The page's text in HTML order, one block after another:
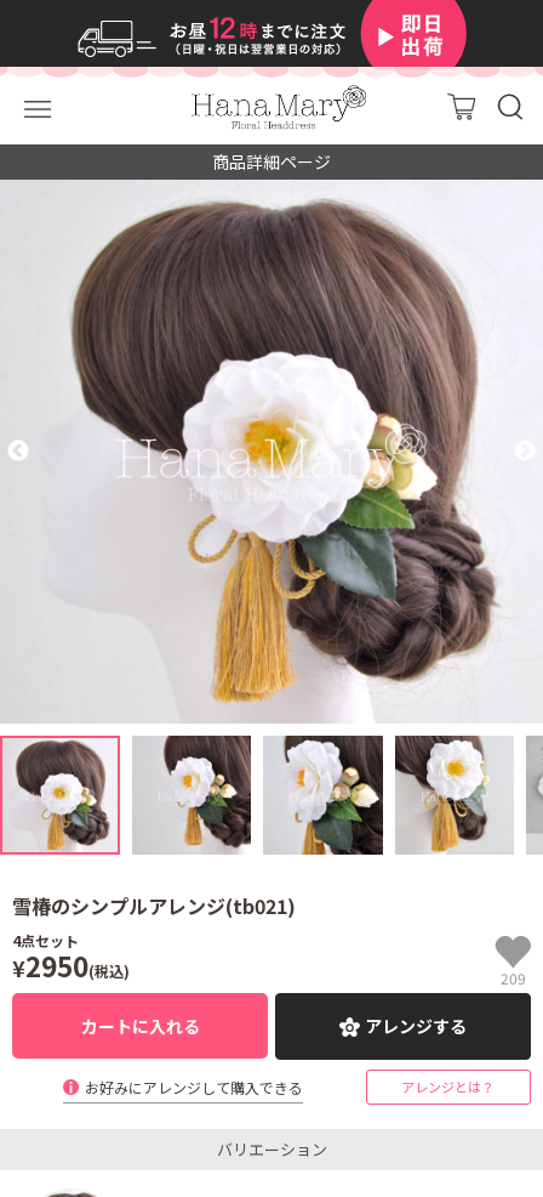
商品詳細ページ
雪椿のシンプルアレンジ(tb021)
4点セット
¥2950(税込) 209
アレンジする
カートに入れる
お好みにアレンジして購入できる アレンジとは？
バリエーション